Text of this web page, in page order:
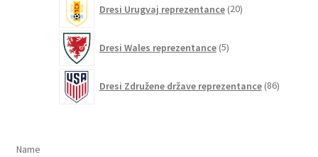
Dresi Urugvaj reprezentance 20izdelkov
Dresi Wales reprezentance 5izdelkov
Dresi Združene države reprezentance 86izdelkov
Name